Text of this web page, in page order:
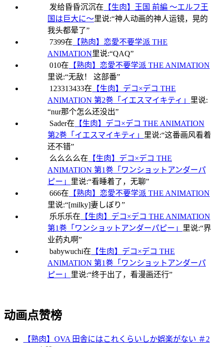
发给昏昏沉沉在 【生肉】王国 前編 ～エルフ王
国は巨大に～里说:“神人动画的神人运镜，晃的
我头都晕了”
7399在 【熟肉】恋愛不要学派 THE
ANIMATION里说:“QAQ”
010在 【熟肉】恋愛不要学派 THE ANIMATION
里说:“无敌！ 这部番”
123313433在 【生肉】デコ×デコ THE
ANIMATION 第2巻「イエスマイキティ」
里说:
“nur那个怎么还没出”
Sader在 【生肉】デコ×デコ THE ANIMATION
第2巻「イエスマイキティ」
里说:“这番画风看着
还不错”
么么么么在 【生肉】デコ×デコ THE
ANIMATION 第1巻「ワンショットアンダーパ
ピー」
里说:“看睡着了，无聊”
666在 【熟肉】恋愛不要学派 THE ANIMATION
里说:“[milky]妻しぼり”
乐乐乐在 【生肉】デコ×デコ THE ANIMATION
第1巻「ワンショットアンダーパピー」
里说:“界
业药丸啊”
babywuchi在 【生肉】デコ×デコ THE
ANIMATION 第1巻「ワンショットアンダーパ
ピー」
里说:“终于出了，看漫画还行”
动画点赞榜
【熟肉】OVA 田舎にはこれくらいしか娯楽がない ＃2